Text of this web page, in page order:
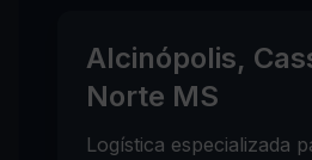
Alcinópolis,
Norte MS
Logística especializada